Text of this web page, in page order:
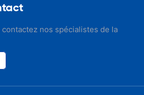
nos spécialistes de la